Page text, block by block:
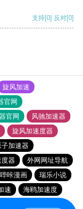
支持[0] 反对[0]
旋风加速
官网
官网
风驰加速器
旋风加速度器
子加速器
器
外网网址导航
哔咔漫画
瑞乐小说
速
海鸥加速度